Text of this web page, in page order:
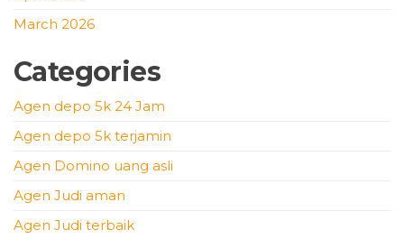
March 2026
Categories
Agen depo 5k 24 Jam
Agen depo 5k terjamin
Agen Domino uang asli
Agen Judi aman
Agen Judi terbaik